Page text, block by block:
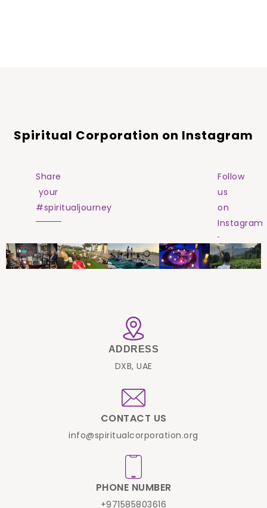
Spiritual Corporation on Instagram
Share
your
#spiritualjourney
Follow
us
on
Instagram
ADDRESS
DXB, UAE
CONTACT US
info@spiritualcorporation.org
PHONE NUMBER
+971585803616